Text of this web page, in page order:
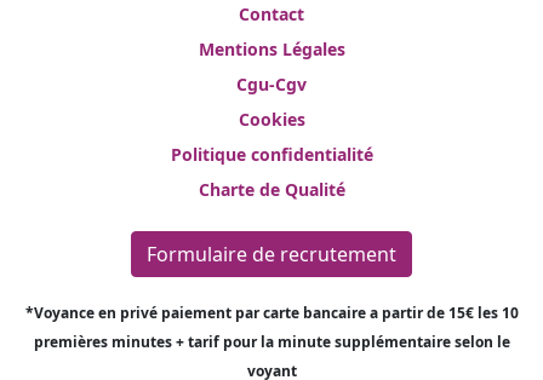
Contact
Mentions Légales
Cgu-Cgv
Cookies
Politique confidentialité
Charte de Qualité
Formulaire de recrutement
*Voyance en privé paiement par carte bancaire a partir de 15€ les 10
premières minutes + tarif pour la minute supplémentaire selon le
voyant